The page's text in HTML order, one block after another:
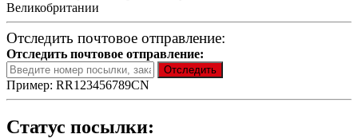
Великобритании
Отследить почтовое отправление:
Отследить почтовое отправление:
Пример: RR123456789CN
Статус посылки: